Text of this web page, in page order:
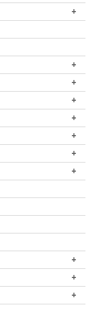
+
+
+
+
+
+
+
+
+
+
+